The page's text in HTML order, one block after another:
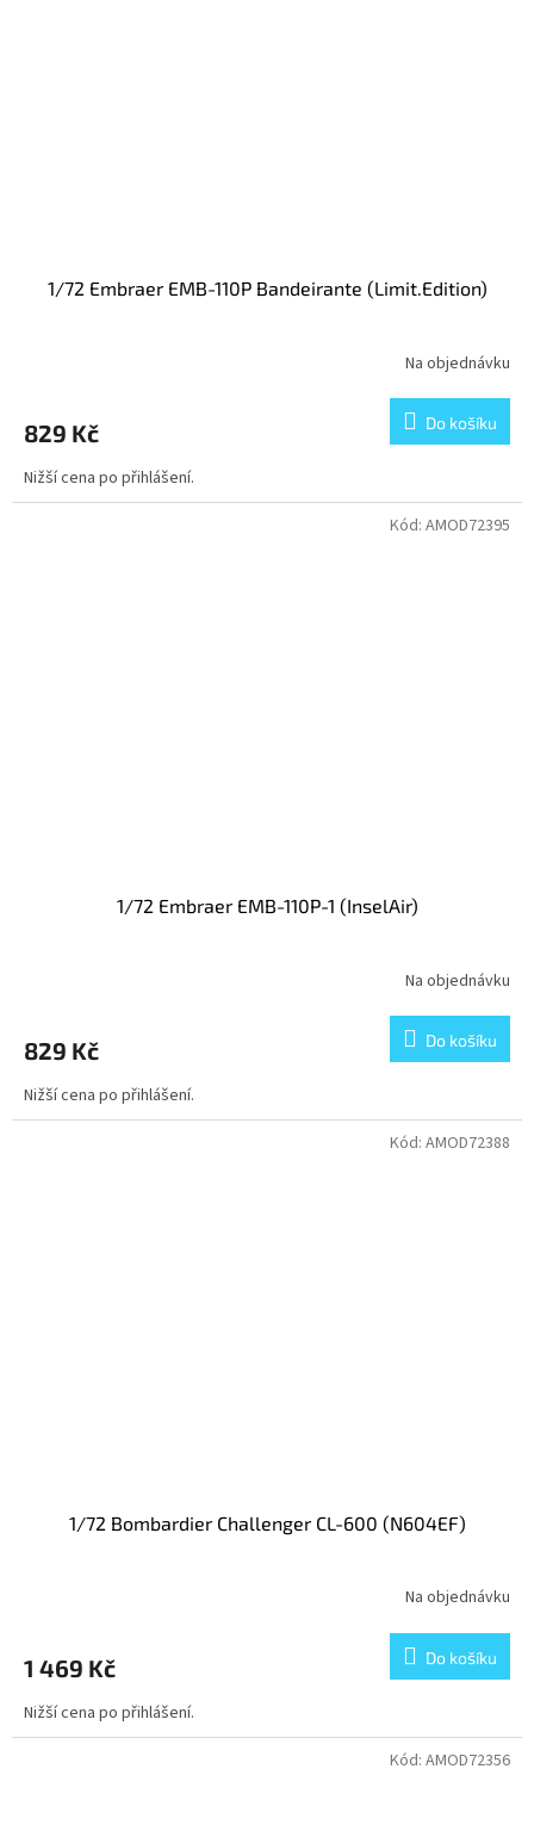
1/72 Embraer EMB-110P Bandeirante (Limit.Edition)
Na objednávku
829 Kč Do košíku
Nižší cena po přihlášení.
1/72 Embraer EMB-110P-1 (InselAir)
Na objednávku
829 Kč Do košíku
Nižší cena po přihlášení.
Kód: AMOD72395
1/72 Bombardier Challenger CL-600 (N604EF)
Na objednávku
1 469 Kč Do košíku
Nižší cena po přihlášení.
Kód: AMOD72388
Kód: AMOD72356